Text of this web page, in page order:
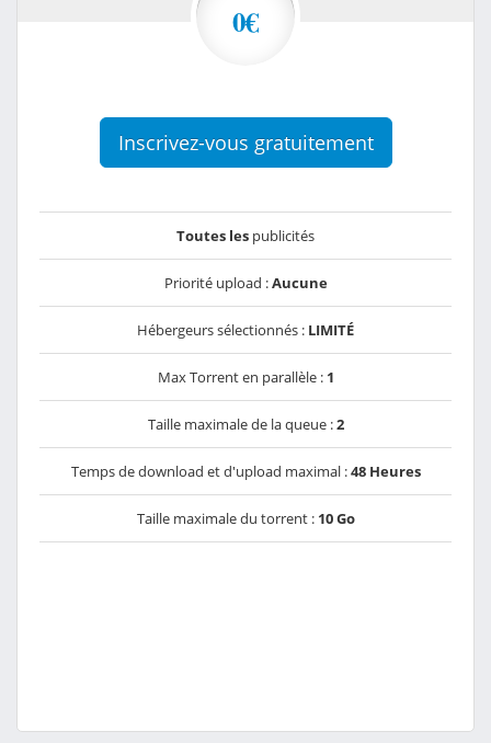
0€
Inscrivez-vous gratuitement
Toutes les publicités
Priorité upload :Aucune
Hébergeurs sélectionnés : LIMITÉ
Max Torrent en parallèle : 1
Taille maximale de la queue :2
Temps de download et d'upload maximal :48 Heures
Taille maximale du torrent : 10 Go